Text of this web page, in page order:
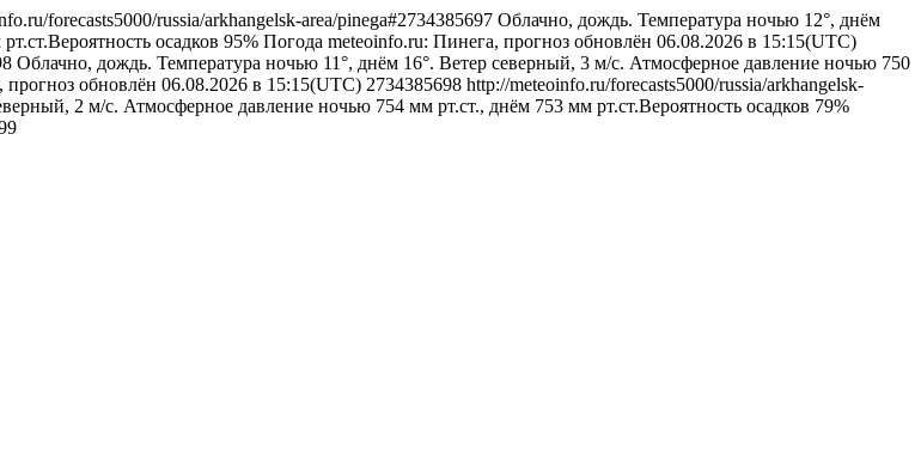
forecasts5000/russia/arkhangelsk-area/pinega#2734385697 Облачно, дождь. Температура ночью 12°, днём
осадков 95% Погода meteoinfo.ru: Пинега, прогноз обновлён 06.08.2026 в 15:15(UTC)
Облачно, дождь. Температура ночью 11°, днём 16°. Ветер северный, 3 м/с. Атмосферное давление ночью 750
прогноз обновлён 06.08.2026 в 15:15(UTC) 2734385698 http://meteoinfo.ru/forecasts5000/russia/arkhangelsk-
2 м/с. Атмосферное давление ночью 754 мм рт.ст., днём 753 мм рт.ст.Вероятность осадков 79%